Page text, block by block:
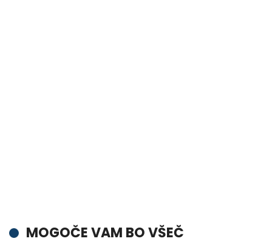
MOGOČE VAM BO VŠEČ